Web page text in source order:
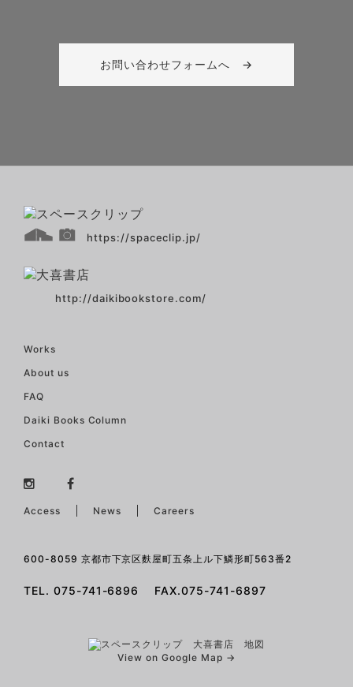
お問い合わせフォームへ →
https://spaceclip.jp/
http://daikibookstore.com/
Works
About us
FAQ
Daiki Books Column
Contact
Access News Careers
600-8059 京都市下京区麩屋町五条上ル下鱗形町563番2
TEL. 075-741-6896 FAX.075-741-6897
View on Google Map →